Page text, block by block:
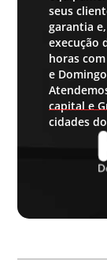
seus
garantia
execução
horas
e
capital e
cidades